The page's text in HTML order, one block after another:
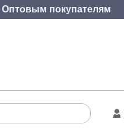
Оптовым покупателям